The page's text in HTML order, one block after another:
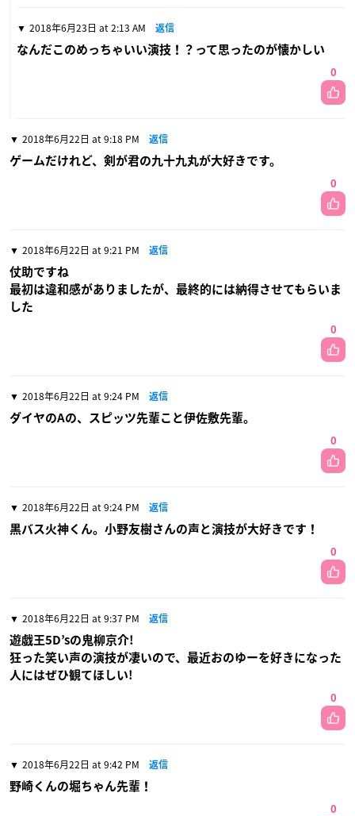
2018年6月23日 at 2:13 AM 返信
なんだこのめっちゃいい演技！？って思ったのが懐かしい
0
2018年6月22日 at 9:18 PM 返信
ゲームだけれど、剣が君の九十九丸が大好きです。
0
2018年6月22日 at 9:21 PM 返信
仗助ですね
最初は違和感がありましたが、最終的には納得させてもらいま
した
0
2018年6月22日 at 9:24 PM 返信
ダイヤのAの、スピッツ先輩こと伊佐敷先輩。
0
2018年6月22日 at 9:24 PM 返信
黒バス火神くん。小野友樹さんの声と演技が大好きです！
0
2018年6月22日 at 9:37 PM 返信
遊戯王5D’sの鬼柳京介!
狂った笑い声の演技が凄いので、最近おのゆーを好きになった
人にはぜひ観てほしい!
0
2018年6月22日 at 9:42 PM 返信
野崎くんの堀ちゃん先輩！
0